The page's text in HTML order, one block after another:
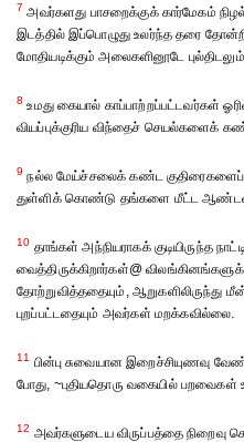
7 அவர்களது பாசறைக்குக் கார்மேகம்
இடத்தில் இப்பொழுது உலர்ந்த தரை
மோதியடிக்கும் அலைகளினூடே
8 உமது கையால் காப்பாற்றப்பட்டவர்கள்
வியப்புக்குரிய விந்தைச் செயல்களைக்
9 நல்ல மேய்ச்சலைக் கண்ட குதிரைகளைப்
துள்ளிக் கொண்டு தங்களை மீட்ட
10 தாங்கள் அந்நியராகக் குடியிருந்த
வைத்திருக்கிறார்கள்@
தோற்றுவித்ததையும், ஆறுகளிலிருந்து
புறப்பட்டதையும் அவர்கள் மறக்கவில்லை.
11 பின்பு சுவையான இறைச்சியுணவு
போது, ~புதியதொரு வகையில்
12 அவர்களுடைய விருப்பத்தை நிறைவு